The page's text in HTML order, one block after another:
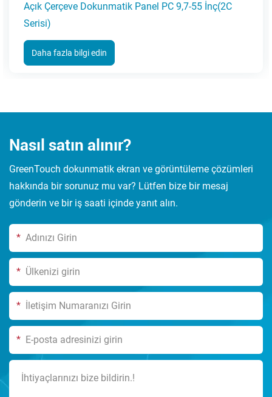
Çerçeve Dokunmatik Panel PC 9,7-55 İnç(2C
Daha fazla bilgi edin
Nasıl satın alınır?
GreenTouch dokunmatik ekran ve görüntüleme çözümleri
hakkında bir sorunuz mu var? Lütfen bize bir mesaj
gönderin ve bir iş saati içinde yanıt alın.
*
*
*
*